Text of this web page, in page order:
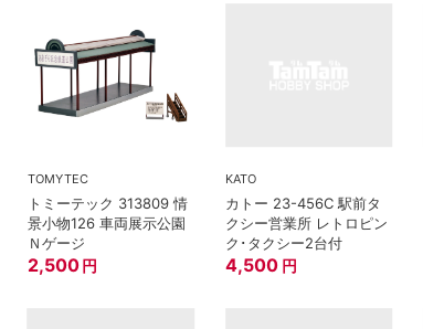
TOMYTEC
トミーテック 313809 情
景小物126 車両展示公園
Ｎゲージ
2,500 円
KATO
カトー 23-456C 駅前タ
クシー営業所 レトロピン
ク･タクシー2台付
4,500 円